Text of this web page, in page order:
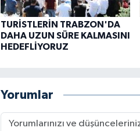
TURİSTLERİN TRABZON'DA
DAHA UZUN SÜRE KALMASINI
HEDEFLİYORUZ
Yorumlar